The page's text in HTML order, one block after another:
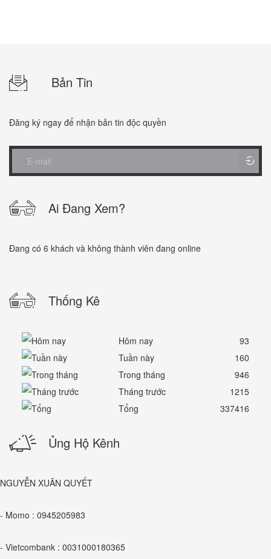
Bản Tin
Đăng ký ngay để nhận bản tin độc quyền
Ai Đang Xem?
Đang có 6 khách và không thành viên đang online
Thống Kê
Hôm nay
93
Tuần này
160
Trong tháng
946
Tháng trước
1215
Tổng
337416
Ủng Hộ Kênh
NGUYỄN XUÂN QUYẾT
- Momo : 0945205983
- Vietcombank : 0031000180365